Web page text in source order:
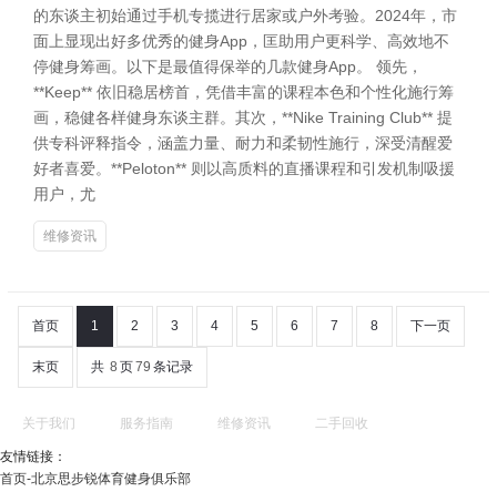
的东谈主初始通过手机专揽进行居家或户外考验。2024年，市
面上显现出好多优秀的健身App，匡助用户更科学、高效地不
停健身筹画。以下是最值得保举的几款健身App。 领先，
**Keep** 依旧稳居榜首，凭借丰富的课程本色和个性化施行筹
画，稳健各样健身东谈主群。其次，**Nike Training Club** 提
供专科评释指令，涵盖力量、耐力和柔韧性施行，深受清醒爱
好者喜爱。**Peloton** 则以高质料的直播课程和引发机制吸援
用户，尤
维修资讯
首页 1 2 3 4 5 6 7 8 下一页
末页 共 8 页79 条记录
关于我们 服务指南 维修资讯 二手回收
友情链接：
首页-北京思步锐体育健身俱乐部